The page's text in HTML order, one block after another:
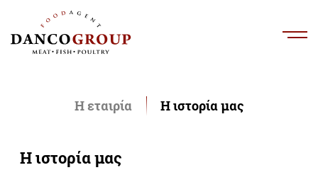
Η εταιρία Η ιστορία μας
Η ιστορία μας